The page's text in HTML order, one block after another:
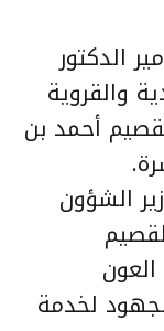
الدكتور
والقروية
أحمد بن
الشؤون
لخدمة